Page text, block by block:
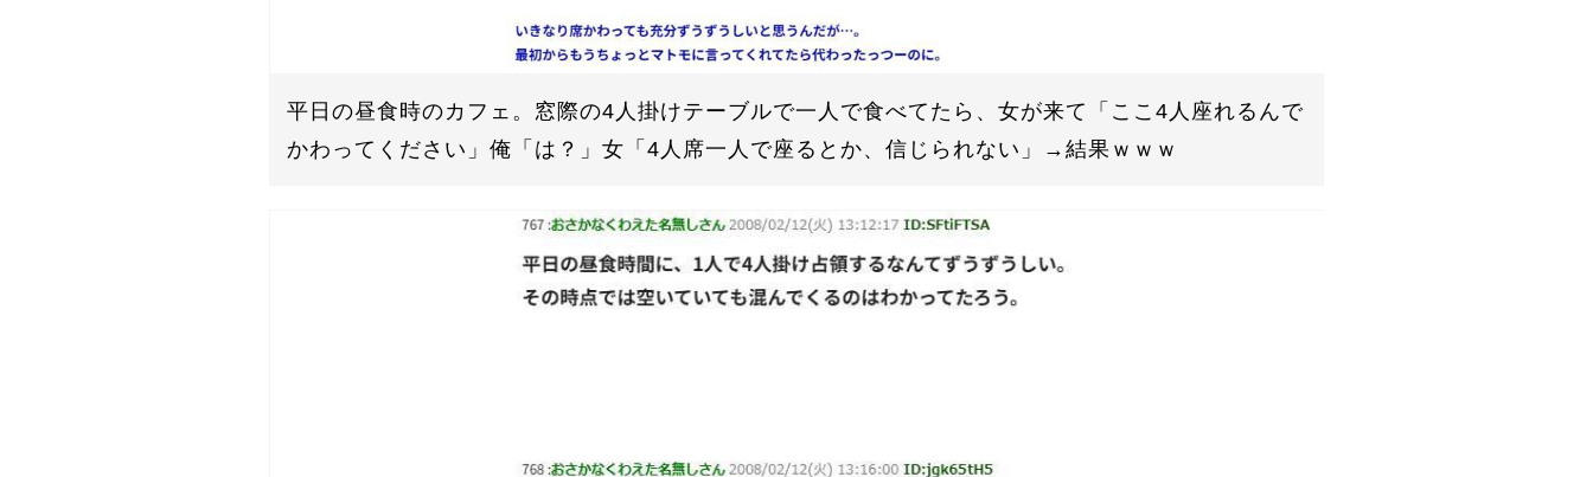
平日の昼食時のカフェ。窓際の4人掛けテーブルで一人で食べてたら、女が来て「ここ4人座れるんで
かわってください」俺「は？」女「4人席一人で座るとか、信じられない」→結果ｗｗｗ